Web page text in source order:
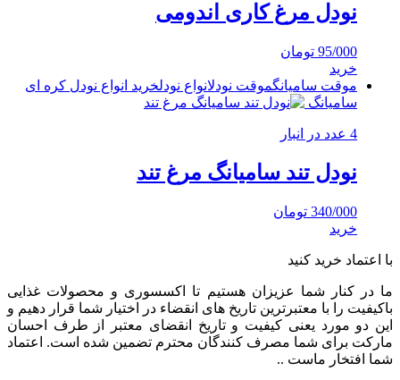
نودل مرغ کاری اندومی
95/000 تومان
خرید
موقت سامیانگموقت نودلانواع نودلخرید انواع نودل کره ای
سامیانگ
4 عدد در انبار
نودل تند سامیانگ مرغ تند
340/000 تومان
خرید
با اعتماد خرید کنید
ما در کنار شما عزیزان هستیم تا اکسسوری و محصولات غذایی
باکیفیت را با معتبرترین تاریخ های انقضاء در اختیار شما قرار دهیم و
این دو مورد یعنی کیفیت و تاریخ انقضای معتبر از طرف احسان
مارکت برای شما مصرف کنندگان محترم تضمین شده است. اعتماد
شما افتخار ماست ..